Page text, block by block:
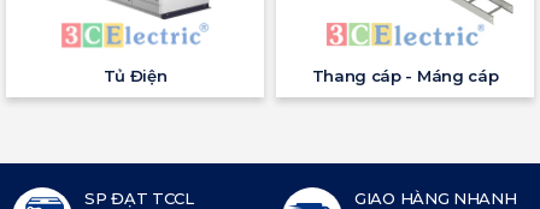
Tủ Điện Thang cáp - Máng cáp
SP ĐẠT TCCL
GIAO HÀNG NHANH